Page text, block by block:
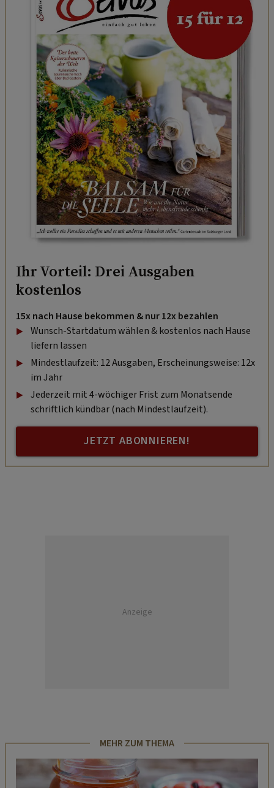
Ihr Vorteil: Drei Ausgaben
kostenlos
15x nach Hause bekommen & nur 12x bezahlen
Wunsch-Startdatum wählen & kostenlos nach Hause
liefern lassen
Mindestlaufzeit: 12 Ausgaben, Erscheinungsweise: 12x
im Jahr
Jederzeit mit 4-wöchiger Frist zum Monatsende
schriftlich kündbar (nach Mindestlaufzeit).
JETZT ABONNIEREN!
Anzeige
MEHR ZUM THEMA